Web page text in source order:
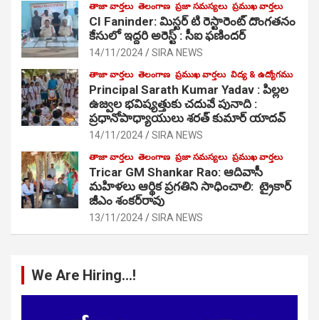
తాజా వార్తలు తెలంగాణ ప్రజా సమస్యలు ప్రముఖ వార్తలు
CI Faninder: మిస్టర్ టి రెస్టారెంట్ దొంగతనం
కేసులో ఇద్దరి అరెస్ట్ : సీఐ ఫణిందర్
14/11/2024 SIRA NEWS
తాజా వార్తలు తెలంగాణ ప్రముఖ వార్తలు విద్య & ఉద్యోగము
Principal Sarath Kumar Yadav : పిల్లల
ఉజ్వల భవిష్యత్తుకు చదువే పునాది :
ప్రధానోపాధ్యాయులు శరత్ కుమార్ యాదవ్
14/11/2024 SIRA NEWS
తాజా వార్తలు తెలంగాణ ప్రజా సమస్యలు ప్రముఖ వార్తలు
Tricar GM Shankar Rao: ఆదివాసీ
మహిళలు ఆర్థిక ప్రగతిని సాధించాలి: ట్రైకార్
జీఎం శంకర్‌రావు
13/11/2024 SIRA NEWS
We Are Hiring…!